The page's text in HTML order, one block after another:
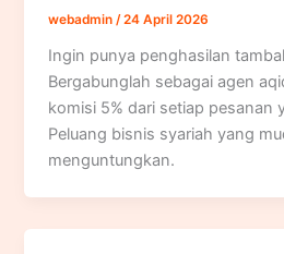
webadmin/24 April 2026
Ingin punya penghasilan
Bergabunglah sebagai agen
komisi 5% dari setiap pesanan
Peluang bisnis syariah yang
menguntungkan.